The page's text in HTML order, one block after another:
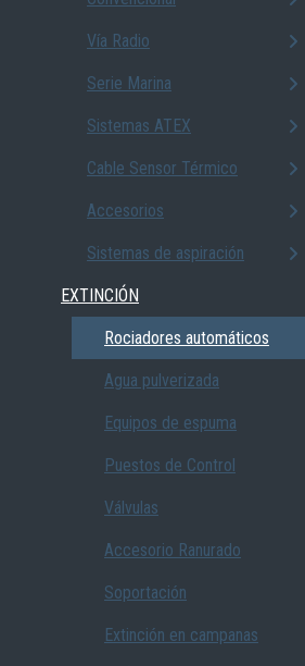
Vía Radio
Serie Marina
Sistemas ATEX
Cable Sensor Térmico
Accesorios
Sistemas de aspiración
EXTINCIÓN
Rociadores automáticos
Agua pulverizada
Equipos de espuma
Puestos de Control
Válvulas
Accesorio Ranurado
Soportación
Extinción en campanas